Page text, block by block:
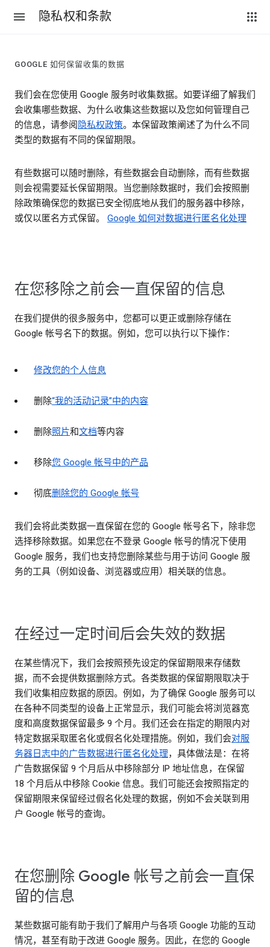
隐私权和条款
GOOGLE 如何保留收集的数据
我们会在您使用 Google 服务时收集数据。如要详细了解我们
会收集哪些数据、为什么收集这些数据以及您如何管理自己
的信息，请参阅 隐私权政策。本保留政策阐述了为什么不同
类型的数据有不同的保留期限。
有些数据可以随时删除，有些数据会自动删除，而有些数据
则会视需要延长保留期限。当您删除数据时，我们会按照删
除政策确保您的数据已安全彻底地从我们的服务器中移除，
或仅以匿名方式保留。 Google 如何对数据进行匿名化处理
在您移除之前会一直保留的信息
在我们提供的很多服务中，您都可以更正或删除存储在
Google 帐号名下的数据。例如，您可以执行以下操作：
修改您的个人信息
删除“我的活动记录”中的内容
删除照片和文档等内容
移除您 Google 帐号中的产品
彻底删除您的 Google 帐号
我们会将此类数据一直保留在您的 Google 帐号名下，除非您
选择移除数据。如果您在不登录 Google 帐号的情况下使用
Google 服务，我们也支持您删除某些与用于访问 Google 服
务的工具（例如设备、浏览器或应用）相关联的信息。
在经过一定时间后会失效的数据
在某些情况下，我们会按照预先设定的保留期限来存储数
据，而不会提供数据删除方式。各类数据的保留期限取决于
我们收集相应数据的原因。例如，为了确保 Google 服务可以
在各种不同类型的设备上正常显示，我们可能会将浏览器宽
度和高度数据保留最多 9 个月。我们还会在指定的期限内对
特定数据采取匿名化或假名化处理措施。例如，我们会对服
务器日志中的广告数据进行匿名化处理，具体做法是：在将
广告数据保留 9 个月后从中移除部分 IP 地址信息，在保留
18 个月后从中移除 Cookie 信息。我们可能还会按照指定的
保留期限来保留经过假名化处理的数据，例如不会关联到用
户 Google 帐号的查询。
在您删除 Google 帐号之前会一直保
留的信息
某些数据可能有助于我们了解用户与各项 Google 功能的互动
情况，甚至有助于改进 Google 服务。因此，在您的 Google